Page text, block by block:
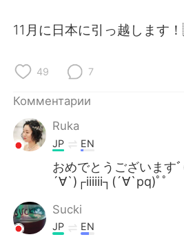
Deutsch
Italiano
Türkçe
11月に日本に引っ越しま
49 7
Комментарии
Ruka
JP EN
おめでとうございます
´∀`)┌iiiiii┐(´∀`pq)ﾟﾟ
Sucki
JP EN